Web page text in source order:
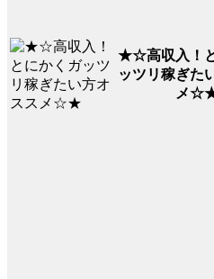
★☆高収入！
ッツリ稼ぎた
メ